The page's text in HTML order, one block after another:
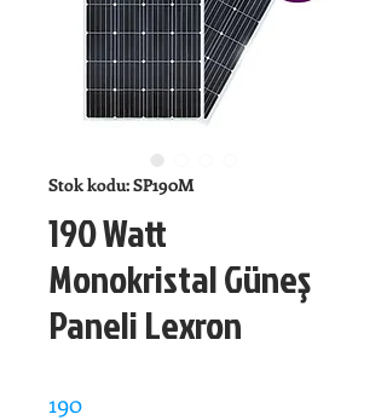
Stok kodu: SP190M
190 Watt
Monokristal Güneş
Paneli Lexron
190